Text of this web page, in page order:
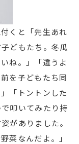
くと「先生あれ
どもたち。冬瓜
ね。」「違うよ
を子どもたち同
「トントンした
叩いてみたり持
がありました。
菜なんだよ。」